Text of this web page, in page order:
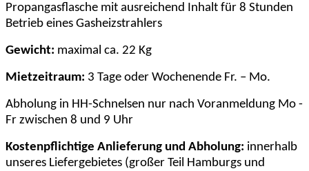
Propangasflasche mit ausreichend Inhalt für 8 Stunden
Betrieb eines Gasheizstrahlers
Gewicht: maximal ca. 22 Kg
Mietzeitraum: 3 Tage oder Wochenende Fr. – Mo.
Abholung in HH-Schnelsen nur nach Voranmeldung Mo -
Fr zwischen 8 und 9 Uhr
Kostenpflichtige Anlieferung und Abholung: innerhalb
unseres Liefergebietes (großer Teil Hamburgs und